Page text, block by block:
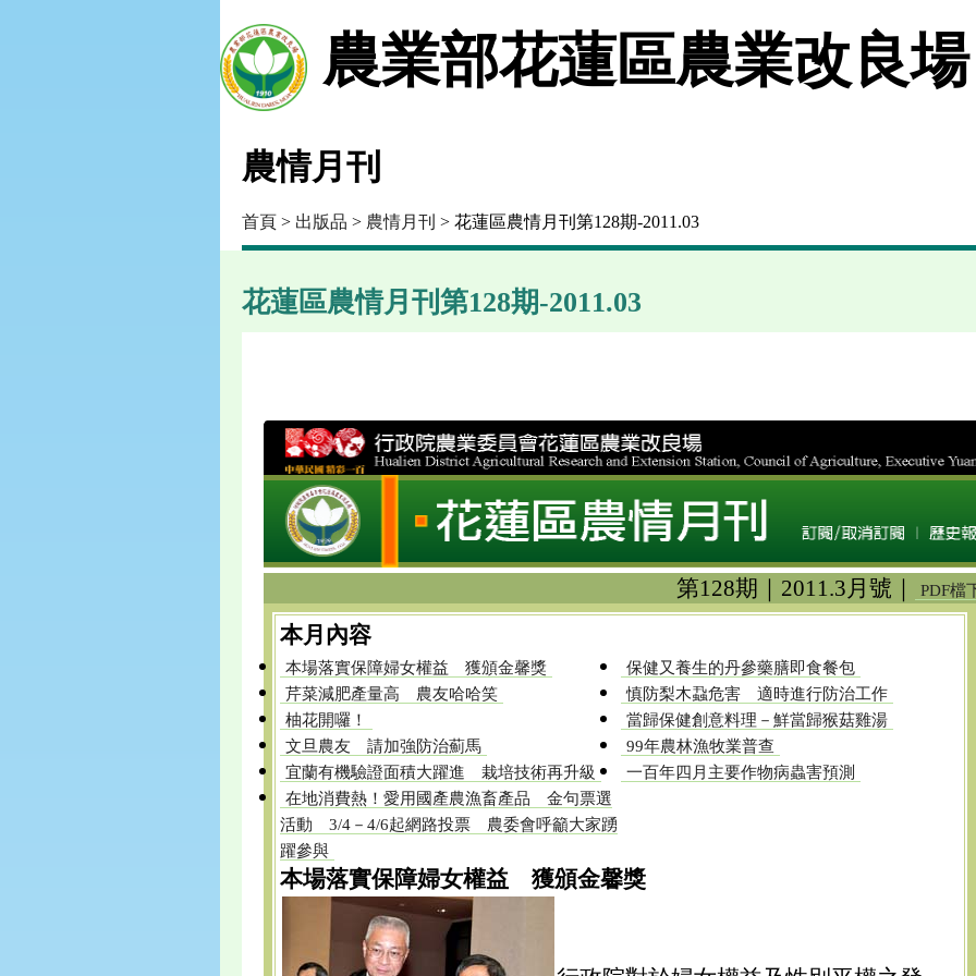
農業部花蓮區農業改良場
農情月刊
首頁 > 出版品 > 農情月刊 > 花蓮區農情月刊第128期-2011.03
花蓮區農情月刊第128期-2011.03
第128期｜2011.3月號｜ PDF檔
本月內容
本場落實保障婦女權益 獲頒金馨獎
芹菜減肥產量高 農友哈哈笑
柚花開囉！
文旦農友 請加強防治薊馬
宜蘭有機驗證面積大躍進 栽培技術再升級
在地消費熱！愛用國產農漁畜產品 金句票選
活動 3/4－4/6起網路投票 農委會呼籲大家踴
躍參與
保健又養生的丹參藥膳即食餐包
慎防梨木蝨危害 適時進行防治工作
當歸保健創意料理－鮮當歸猴菇雞湯
99年農林漁牧業普查
一百年四月主要作物病蟲害預測
本場落實保障婦女權益 獲頒金馨獎